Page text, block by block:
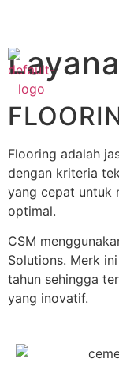
Flooring adalah
dengan kriteria
yang cepat untuk
optimal.
CSM
Solutions. Merk
tahun sehingga
yang inovatif.